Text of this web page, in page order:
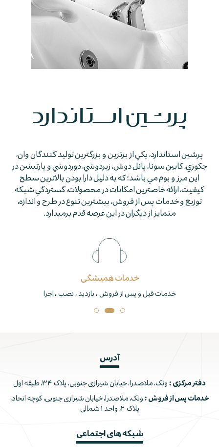
پرشين استاندارد، يكي از برترين و بزرگترين توليد كنندگان وان،
جكوزي، كابين سونا، پانل دوش، زيردوشي، دوردوشي و پارتيشن در
اين مرز و بوم مي باشد؛ كه به دليل دارا بودن بالاترين سطح
كيفيت، ارائه خاصترين امكانات در محصولات، گستردگي شبكه
توزيع و خدمات پس از فروش، بيشترين تنوع در طرح و اندازه،
متمايز از ديگران در اين عرصه قدم برمي­دارد.
خدمات همیشگی
خدمات قبل و پس از فروش ، بازدید ، نصب ، اجرا
آدرس
دفتر مرکزی : ونک، ملاصدرا، خیابان شیرازی جنوبی، پلاک ۳۴، طبقه اول
خدمات پس از فروش : ونک، ملاصدرا، خیابان شیرازی جنوبی، کوچه اتحاد،
پلاک ۲، واحد ۱ شمالی
شبکه های اجتماعی